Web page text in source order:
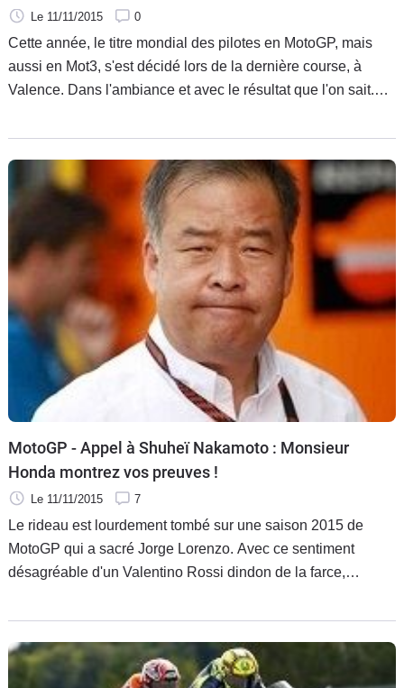
Le 11/11/2015 0
Cette année, le titre mondial des pilotes en MotoGP, mais
aussi en Mot3, s'est décidé lors de la dernière course, à
Valence. Dans l'ambiance et avec le résultat que l'on sait.
chose leur a échappées, elles ont de quoi se consoler avec
les chiffres d'audience de cet ultime rendez-vous.
MotoGP - Appel à Shuheï Nakamoto : Monsieur
Honda montrez vos preuves !
Le 11/11/2015 7
Le rideau est lourdement tombé sur une saison 2015 de
MotoGP qui a sacré Jorge Lorenzo. Avec ce sentiment
désagréable d'un Valentino Rossi dindon de la farce,